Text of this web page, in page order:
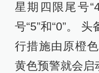
星期四限尾号
号“5”和“0”。
行措施由原橙
黄色预警就会启